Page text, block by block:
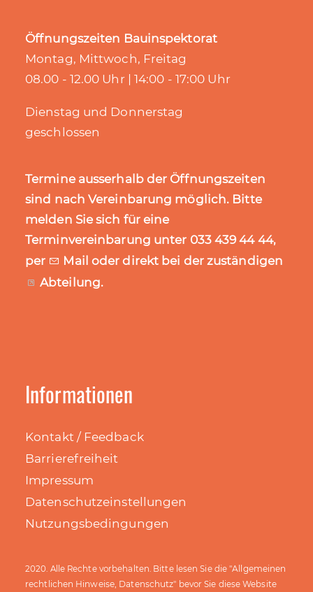
Öffnungszeiten Bauinspektorat
Montag, Mittwoch, Freitag
08.00 - 12.00 Uhr | 14:00 - 17:00 Uhr
Dienstag und Donnerstag
geschlossen
Termine ausserhalb der Öffnungszeiten
sind nach Vereinbarung möglich. Bitte
melden Sie sich für eine
Terminvereinbarung unter 033 439 44 44,
per
Mail oder direkt bei der zuständigen
Abteilung.
Informationen
Kontakt / Feedback
Barrierefreiheit
Impressum
Datenschutzeinstellungen
Nutzungsbedingungen
2020. Alle Rechte vorbehalten. Bitte lesen Sie die "Allgemeinen
rechtlichen Hinweise, Datenschutz" bevor Sie diese Website